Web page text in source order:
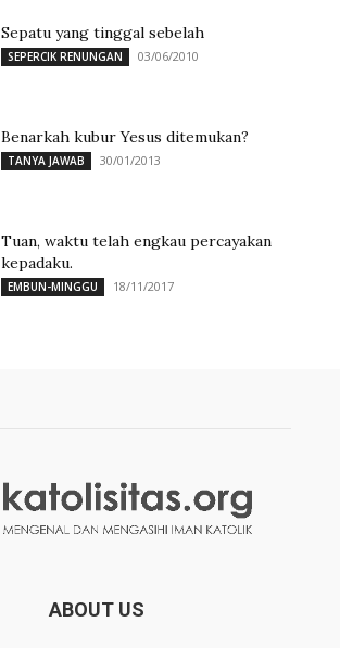
Sepatu yang tinggal sebelah
SEPERCIK RENUNGAN 03/06/2010
Benarkah kubur Yesus ditemukan?
TANYA JAWAB 30/01/2013
Tuan, waktu telah engkau percayakan
kepadaku.
EMBUN-MINGGU 18/11/2017
ABOUT US